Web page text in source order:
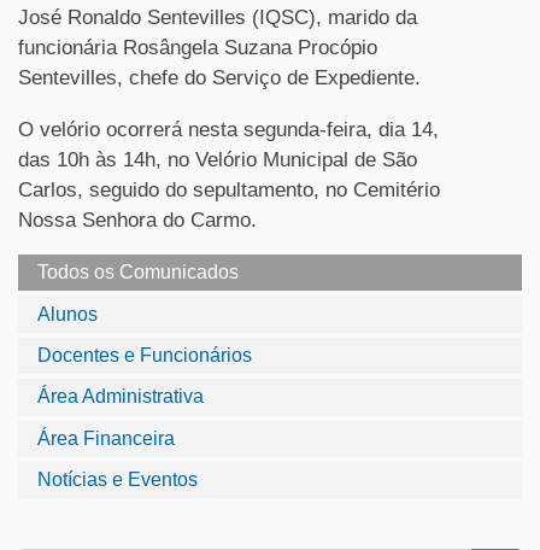
Todos os Comunicados
Alunos
Docentes e Funcionários
Área Administrativa
Área Financeira
Notícias e Eventos
José Ronaldo Sentevilles (IQSC), marido da
funcionária Rosângela Suzana Procópio
Sentevilles, chefe do Serviço de Expediente.
O velório ocorrerá nesta segunda-feira, dia 14,
das 10h às 14h, no Velório Municipal de São
Carlos, seguido do sepultamento, no Cemitério
Nossa Senhora do Carmo.